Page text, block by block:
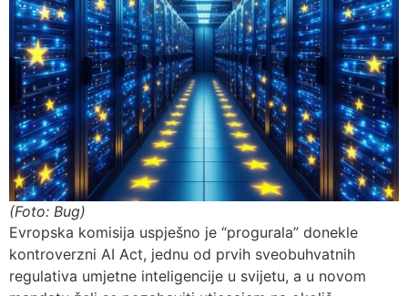
(Foto: Bug)
Evropska komisija uspješno je “progurala” donekle
kontroverzni AI Act, jednu od prvih sveobuhvatnih
regulativa umjetne inteligencije u svijetu, a u novom